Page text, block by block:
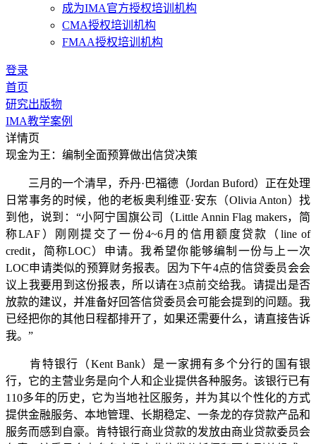
成为IMA官方授权培训机构
CMA授权培训机构
FMAA授权培训机构
登录
首页
研究出版物
IMA教学案例
详情页
现金为王：编制全面预算做出信贷决策
三月的一个清早，乔丹·巴福德（Jordan Buford）正在处理
日常事务的时候，他的老板奥利维亚·安东（Olivia Anton）找
到他，说到：“小阿宁国旗公司（Little Annin Flag makers，简
称LAF）刚刚提交了一份4~6月的信用额度贷款（line of
credit，简称LOC）申请。我希望你能够编制一份与上一次
LOC申请类似的预算财务报表。因为下午4点的信贷委员会会
议上我要用到这份报表，所以请在3点前交给我。请提出是否
放款的建议，并准备好回答信贷委员会可能会提到的问题。我
已经把你的其他日程都排开了，如果还需要什么，请直接告诉
我。”
肯特银行（Kent Bank）是一家拥有多个分行的国有银
行，它的主营业务是向个人和企业提供各种服务。该银行已有
110多年的历史，它为当地社区服务，并为其以个性化的方式
提供金融服务、本地管理、长期稳定、一条龙的存贷款产品和
服务而感到自豪。肯特银行商业贷款的发放由商业贷款委员会